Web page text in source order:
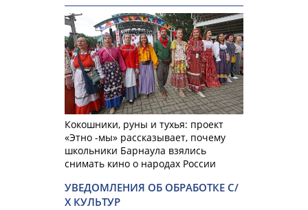
Кокошники, руны и тухья: проект
«Этно -мы» рассказывает, почему
школьники Барнаула взялись
снимать кино о народах России
УВЕДОМЛЕНИЯ ОБ ОБРАБОТКЕ С/
Х КУЛЬТУР